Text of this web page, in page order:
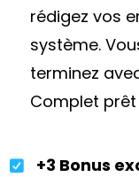
rédigez vos
système.
terminez
Complet prêt
+3 Bonus